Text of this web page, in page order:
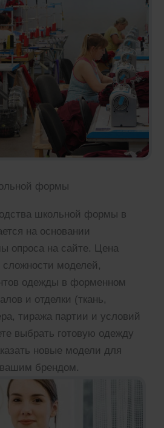
формы
школьной формы в
на основании
опроса на сайте. Цена
сложности моделей,
одежды в форменном
и отделки (ткань,
тиража партии и условий
выбрать готовую одежду
новые модели для
брендом.